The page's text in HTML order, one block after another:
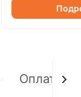
Оплата